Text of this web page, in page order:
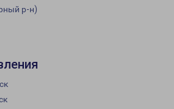
р-н)